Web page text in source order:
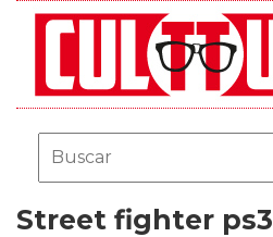
Street fighter ps3